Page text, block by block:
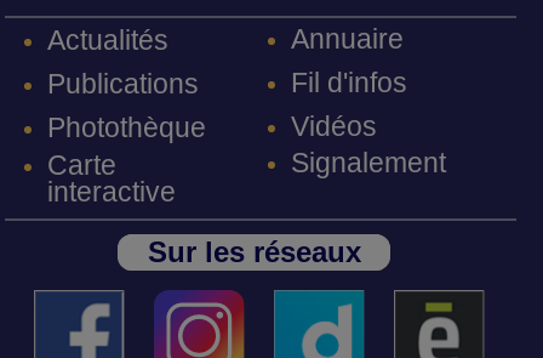
Actualités
Publications
Photothèque
Carte
interactive
Annuaire
Fil d'infos
Vidéos
Signalement
Sur les réseaux